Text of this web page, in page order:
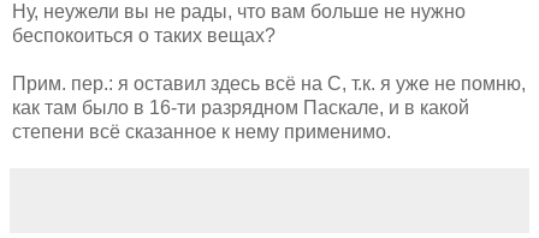
Ну, неужели вы не рады, что вам больше не нужно
беспокоиться о таких вещах?
Прим. пер.: я оставил здесь всё на C, т.к. я уже не помню,
как там было в 16-ти разрядном Паскале, и в какой
степени всё сказанное к нему применимо.